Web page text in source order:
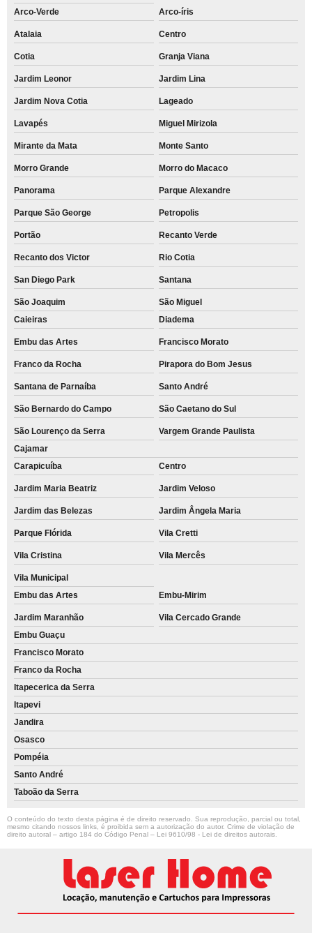
Arco-Verde
Arco-íris
Atalaia Centro
Cotia Granja Viana
Jardim Leonor Jardim Lina
Jardim Nova Cotia Lageado
Lavapés Miguel Mirizola
Mirante da Mata Monte Santo
Morro Grande Morro do Macaco
Panorama Parque Alexandre
Parque São George Petropolis
Portão Recanto Verde
Recanto dos Victor Rio Cotia
San Diego Park Santana
São Joaquim
São Miguel
Caieiras
Diadema
Embu das Artes Francisco Morato
Franco da Rocha Pirapora do Bom Jesus
Santana de Parnaíba Santo André
São Bernardo do Campo São Caetano do Sul
São Lourenço da Serra
Vargem Grande Paulista
Cajamar
Carapicuíba
Centro
Jardim Maria Beatriz Jardim Veloso
Jardim das Belezas Jardim Ângela Maria
Parque Flórida Vila Cretti
Vila Cristina Vila Mercês
Vila Municipal
Embu das Artes
Embu-Mirim
Jardim Maranhão
Vila Cercado Grande
Embu Guaçu
Francisco Morato
Franco da Rocha
Itapecerica da Serra
Itapevi
Jandira
Osasco
Pompéia
Santo André
Taboão da Serra
O conteúdo do texto desta página é de direito reservado. Sua reprodução, parcial ou total,
mesmo citando nossos links, é proibida sem a autorização do autor. Crime de violação de
direito autoral – artigo 184 do Código Penal – Lei 9610/98 - Lei de direitos autorais